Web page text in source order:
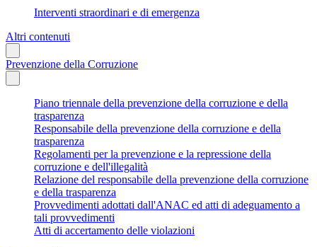
Interventi straordinari e di emergenza
Altri contenuti
Prevenzione della Corruzione
Piano triennale della prevenzione della corruzione e della
trasparenza
Responsabile della prevenzione della corruzione e della
trasparenza
Regolamenti per la prevenzione e la repressione della
corruzione e dell'illegalità
Relazione del responsabile della prevenzione della corruzione
e della trasparenza
Provvedimenti adottati dall'ANAC ed atti di adeguamento a
tali provvedimenti
Atti di accertamento delle violazioni